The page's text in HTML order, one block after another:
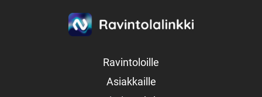
Ravintoloille
Asiakkaille